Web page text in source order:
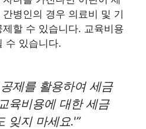
병인의 경우 의료비 및 기
할 수 있습니다. 교육비용
수 있습니다.
제를 활용하여 세금
육비용에 대한 세금
잊지 마세요.'”